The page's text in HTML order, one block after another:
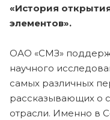
«История
элементов».
ОАО «СМЗ»
научного
самых различных
рассказывающих о
отрасли. Именно в